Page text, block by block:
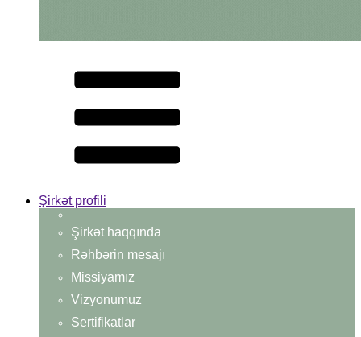
Şirkət profili
Şirkət haqqında
Rəhbərin mesajı
Missiyamız
Vizyonumuz
Sertifikatlar